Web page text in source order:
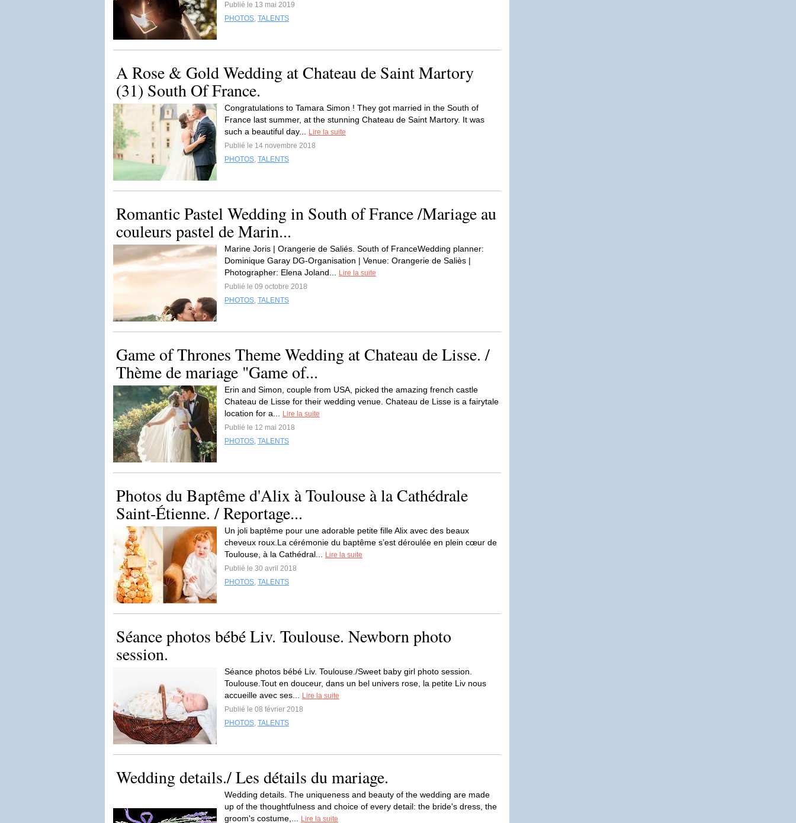
Publié le 13 mai 2019
PHOTOS, TALENTS
A Rose & Gold Wedding at Chateau de Saint Martory
(31) South Of France.
Congratulations to Tamara Simon ! They got married in the South of
France last summer, at the stunning Chateau de Saint Martory. It was
such a beautiful day...
Lire la suite
Publié le 14 novembre 2018
PHOTOS, TALENTS
Romantic Pastel Wedding in South of France /Mariage au
couleurs pastel de Marin...
Marine Joris | Orangerie de Saliés. South of FranceWedding planner:
Dominique Garay DG-Organisation | Venue: Orangerie de Saliès |
Photographer: Elena Joland...
Lire la suite
Publié le 09 octobre 2018
PHOTOS, TALENTS
Game of Thrones Theme Wedding at Chateau de Lisse. /
Thème de mariage "Game of...
Erin and Simon, couple from USA, picked the amazing french castle
Chateau de Lisse for their wedding venue. Chateau de Lisse is a fairytale
location for a...
Lire la suite
Publié le 12 mai 2018
PHOTOS, TALENTS
Photos du Baptême d'Alix à Toulouse à la Cathédrale
Saint-Étienne. / Reportage...
Un joli baptême pour une adorable petite fille Alix avec des beaux
cheveux roux.La cérémonie du baptême s’est déroulée en plein cœur de
Toulouse, à la Cathédral...
Lire la suite
Publié le 30 avril 2018
PHOTOS, TALENTS
Séance photos bébé Liv. Toulouse. Newborn photo
session.
Séance photos bébé Liv. Toulouse./Sweet baby girl photo session.
Toulouse.Tout en douceur, dans un bel univers rose, la petite Liv nous
accueille avec ses...
Lire la suite
Publié le 08 février 2018
PHOTOS, TALENTS
Wedding details./ Les détails du mariage.
Wedding details. The uniqueness and beauty of the wedding are made
up of the thoughtfulness and choice of every detail: the bride's dress, the
groom's costume,...
Lire la suite